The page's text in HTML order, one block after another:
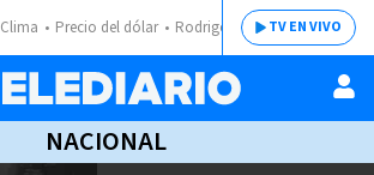
Clima Precio del dólar Rodrigo ChavesTV EN VIVO
NACIONAL